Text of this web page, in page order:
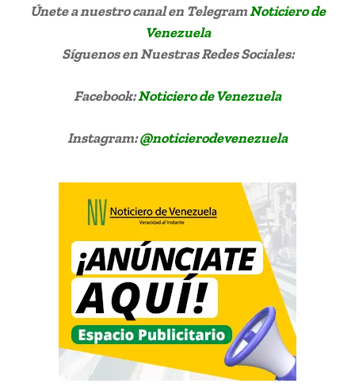
Únete a nuestro canal en TelegramNoticiero de
Venezuela
Síguenosen Nuestras Redes Sociales:
Facebook:Noticiero de Venezuela
Instagram:@noticierodevenezuela